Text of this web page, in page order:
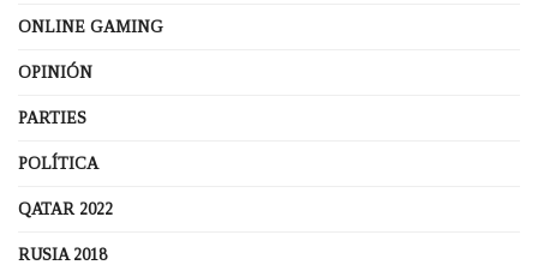
ONLINE GAMING
OPINIÓN
PARTIES
POLÍTICA
QATAR 2022
RUSIA 2018